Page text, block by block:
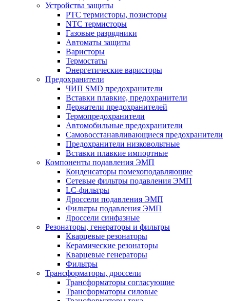
Устройства защиты
PTC термисторы, позисторы
NTC термисторы
Газовые разрядники
Автоматы защиты
Варисторы
Термостаты
Энергетические варисторы
Предохранители
ЧИП SMD предохранители
Вставки плавкие, предохранители
Держатели предохранителей
Термопредохранители
Автомобильные предохранители
Самовосстанавливающиеся предохранители
Предохранители низковольтные
Вставки плавкие импортные
Компоненты подавления ЭМП
Конденсаторы помехоподавляющие
Сетевые фильтры подавления ЭМП
LC-фильтры
Дроссели подавления ЭМП
Фильтры подавления ЭМП
Дроссели синфазные
Резонаторы, генераторы и фильтры
Кварцевые резонаторы
Керамические резонаторы
Кварцевые генераторы
Фильтры
Трансформаторы, дроссели
Трансформаторы согласующие
Трансформаторы силовые